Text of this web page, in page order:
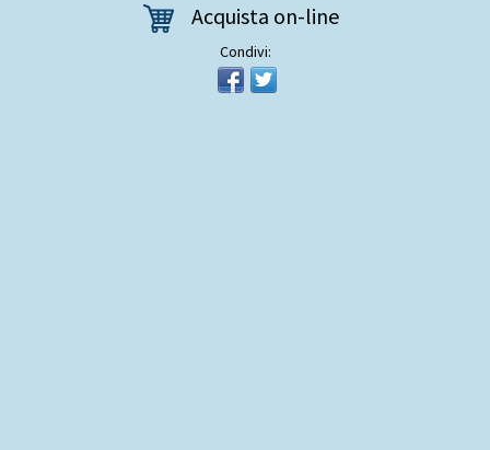
Acquista on-line
Condivi: